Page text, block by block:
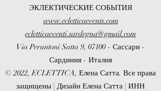
ЭКЛЕКТИЧЕСКИЕ СОБЫТИЯ
www.ecletticaevents.com
ecletticaeventi.sardegna@gmail.com
Via Perantoni Satta 9, 07100 - Сассари -
Сардиния - Италия
© 2022, ECLETTICA, Елена Сатта. Все права
защищены | Дизайн Елена Сатта | ИНН